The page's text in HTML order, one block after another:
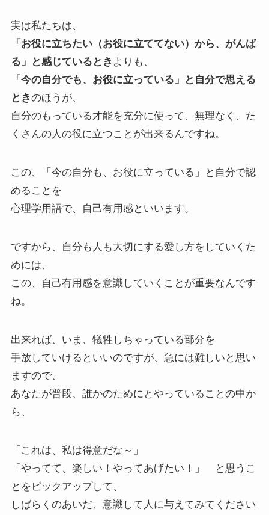
実は私たちは、
「お役に立ちたい（お役に立ててない）から、がんば
る」と感じているとき よりも、
「今の自分でも、お役に立っている」と自分で思える
ときのほうが、
自分のもっている才能を充分に使って、無理なく、た
くさんの人の役に立つことが出来るんですね。
この、「今の自分も、お役に立っている」と自分で認
めることを
心理学用語で、自己有用感といいます。
ですから、自分も人も大切にする愛し方をしていくた
めには、
この、自己有用感を意識していくことが重要なんです
ね。
出来れば、いま、犠牲しちゃっている部分を
手放していけるといいのですが、急には難しいと思い
ますので、
あなたが普段、誰かのためにとやっていることの中か
ら、
「これは、私は得意だな～」
「やってて、楽しい！やってあげたい！」 と思うこ
とをピックアップして、
しばらくのあいだ、意識して人に与えてみてください